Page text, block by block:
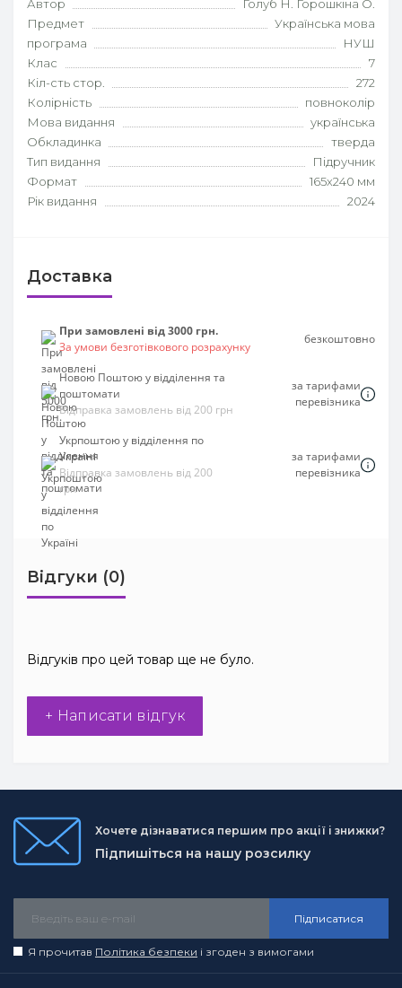
Автор
Голуб Н. Горошкіна О.
Предмет
Українська мова
програма
НУШ
Клас
7
Кіл-сть стор.
272
Колірність
повноколір
Мова видання
українська
Обкладинка
тверда
Тип видання
Підручник
Формат
165х240 мм
Рік видання
2024
Доставка
При замовлені від 3000 грн.
За умови безготівкового розрахунку
безкоштовно
Новою Поштою у відділення та
поштомати
Відправка замовлень від 200 грн
за тарифами
перевізника
Укрпоштою у відділення по
Україні
Відправка замовлень від 200
грн
за тарифами
перевізника
Відгуки (0)
Відгуків про цей товар ще не було.
+ Написати відгук
Хочете дізнаватися першим про акції і знижки?
Підпишіться на нашу розсилку
Підписатися
Я прочитав Політика безпеки і згоден з вимогами